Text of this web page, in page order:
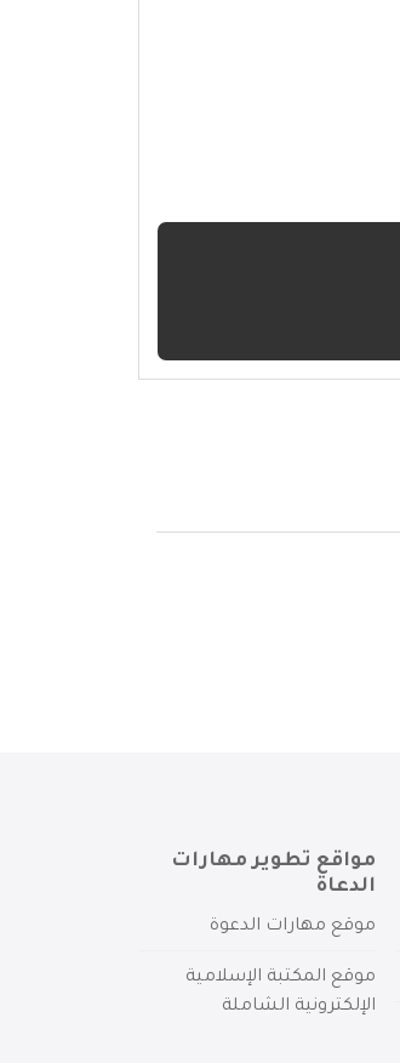
مواقع تطوير مهارات
الدعاة
موقع مهارات الدعوة
موقع المكتبة الإسلامية
الإلكترونية الشاملة